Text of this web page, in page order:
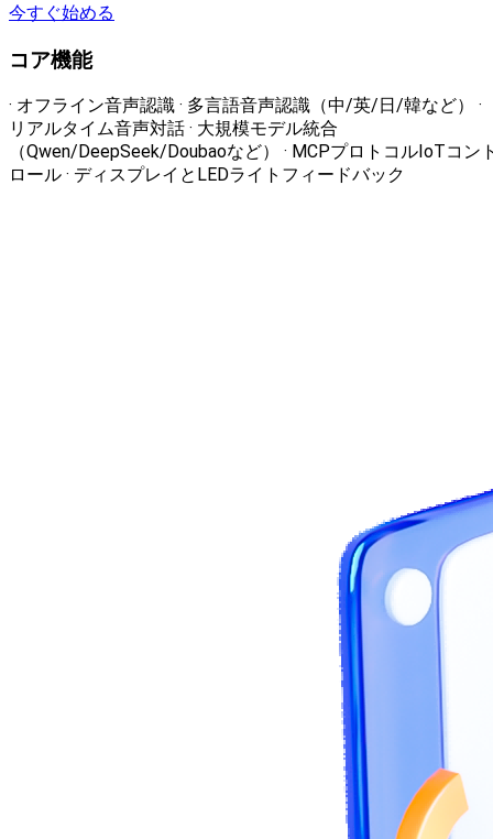
今すぐ始める
コア機能
· オフライン音声認識 · 多言語音声認識（中/英/日/韓など） ·
リアルタイム音声対話 · 大規模モデル統合
（Qwen/DeepSeek/Doubaoなど） · MCPプロトコルIoTコン
ロール · ディスプレイとLEDライトフィードバック